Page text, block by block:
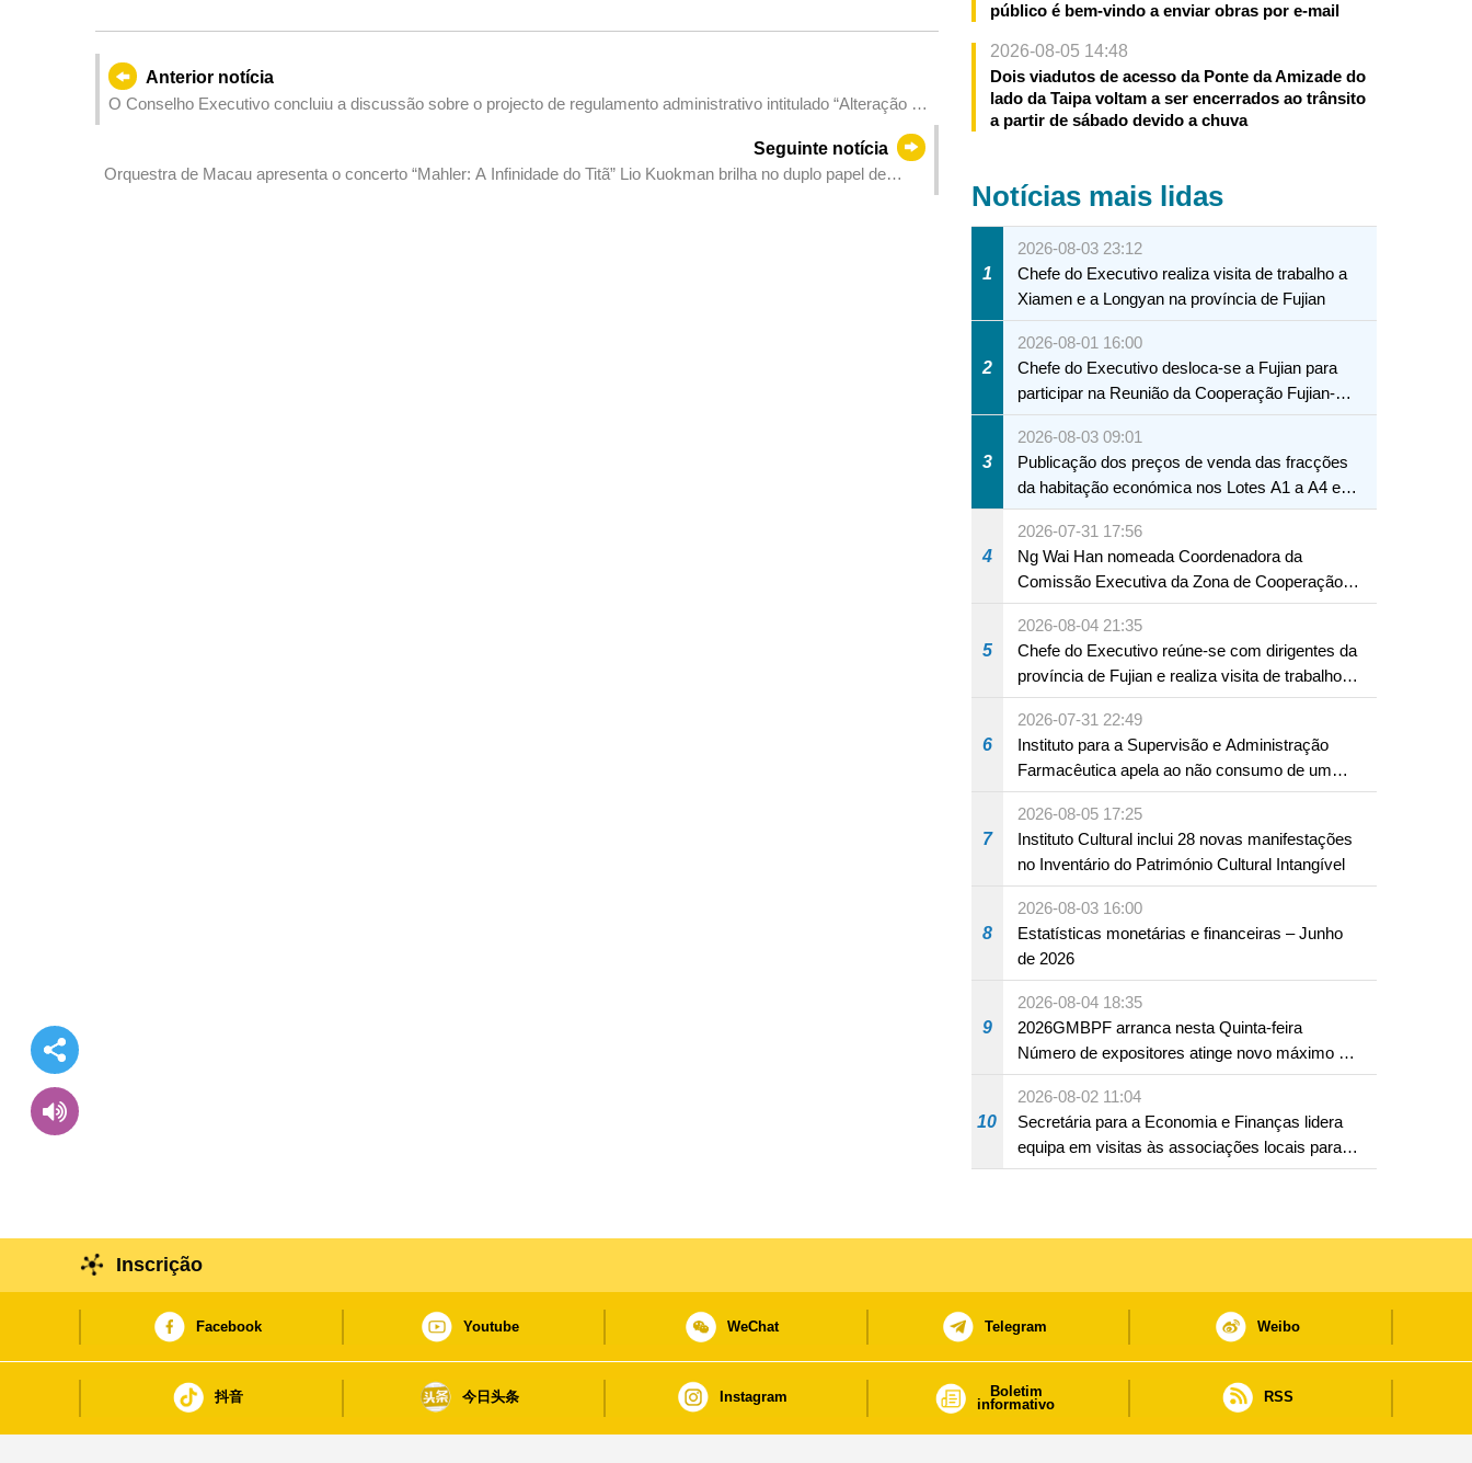
Anterior notícia
O Conselho Executivo concluiu a discussão sobre o projecto de regulamento administrativo intitulado “Alteração ao
Seguinte notícia
Orquestra de Macau apresenta o concerto “Mahler: A Infinidade do Titã” Lio Kuokman brilha no duplo papel de
público é bem-vindo a enviar obras por e-mail
2026-08-05 14:48
Dois viadutos de acesso da Ponte da Amizade do
lado da Taipa voltam a ser encerrados ao trânsito
a partir de sábado devido a chuva
Notícias mais lidas
1
2026-08-03 23:12
Chefe do Executivo realiza visita de trabalho a
Xiamen e a Longyan na província de Fujian
2
2026-08-01 16:00
Chefe do Executivo desloca-se a Fujian para
participar na Reunião da Cooperação Fujian-
Macau
3
2026-08-03 09:01
Publicação dos preços de venda das fracções
da habitação económica nos Lotes A1 a A4 e
A12 da Zona A dos Novos Aterros
4
2026-07-31 17:56
Ng Wai Han nomeada Coordenadora da
Comissão Executiva da Zona de Cooperação
Aprofundada entre Guangdong e Macau em
Hengqin
5
2026-08-04 21:35
Chefe do Executivo reúne-se com dirigentes da
província de Fujian e realiza visita de trabalho
em Fuzhou
6
2026-07-31 22:49
Instituto para a Supervisão e Administração
Farmacêutica apela ao não consumo de um
produto com substâncias medicamentosas
ocidentais
7
2026-08-05 17:25
Instituto Cultural inclui 28 novas manifestações
no Inventário do Património Cultural Intangível
8
2026-08-03 16:00
Estatísticas monetárias e financeiras – Junho
de 2026
9
2026-08-04 18:35
2026GMBPF arranca nesta Quinta-feira
Número de expositores atinge novo máximo em
18 anos
10
2026-08-02 11:04
Secretária para a Economia e Finanças lidera
equipa em visitas às associações locais para
consolidar consensos e promover os trabalhos
Inscrição
Facebook Youtube WeChat Telegram Weibo
抖音 今日头条 Instagram
Boletim
informativo
RSS